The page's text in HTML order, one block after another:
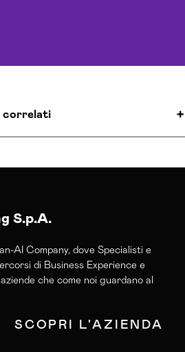
correlati
Olbia Tempio
Olbia Tempio
Olbia Tempio
Olbia Tempio
Advertising Olbia Tempio
S.p.A.
AI Company, dove Specialisti e
di Business Experience e
che come noi guardano al
SCOPRI L'AZIENDA